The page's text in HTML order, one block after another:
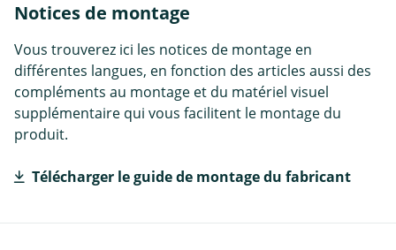
Notices de montage
Vous trouverez ici les notices de montage en
différentes langues, en fonction des articles aussi des
compléments au montage et du matériel visuel
supplémentaire qui vous facilitent le montage du
produit.
Télécharger le guide de montage du fabricant